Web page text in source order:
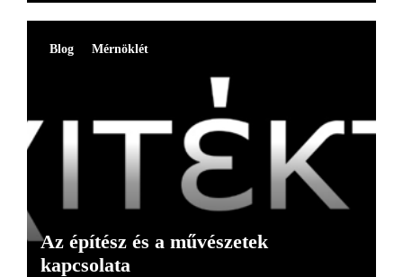
Blog Mérnöklét
Az építész és a művészetek
kapcsolata